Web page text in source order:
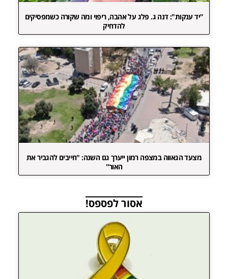
"יד ענקות": דנה ג. פלג על אהבה, ריפוי ומה שקורה כשמפסיקים
להדחיק
מצעד הגאווה במצפה רמון ייערך גם השנה: "חייבים להגביר את
האור"
אסור לפספס!